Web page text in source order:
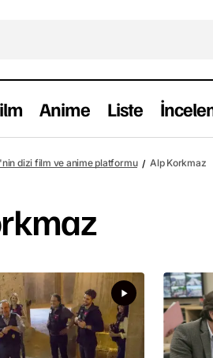
Anime Liste
dizi film ve anime platformu Alp Korkmaz